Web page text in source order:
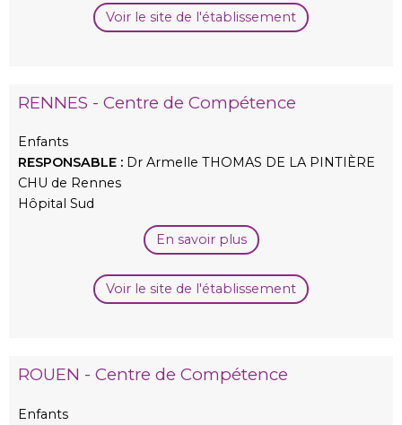
Voir le site de l'établissement
RENNES - Centre de Compétence
Enfants
RESPONSABLE : Dr Armelle THOMAS DE LA PINTIÈRE
CHU de Rennes
Hôpital Sud
En savoir plus
Voir le site de l'établissement
ROUEN - Centre de Compétence
Enfants